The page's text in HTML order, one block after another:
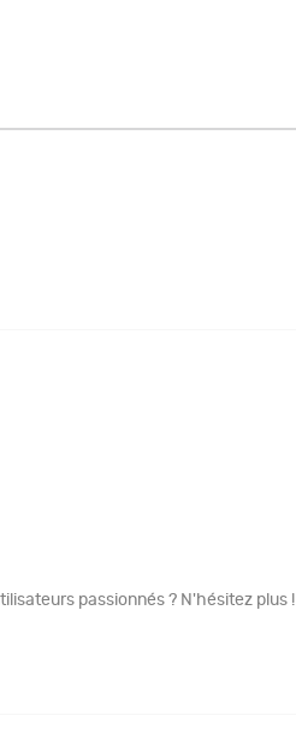
passionnés ? N'hésitez plus !